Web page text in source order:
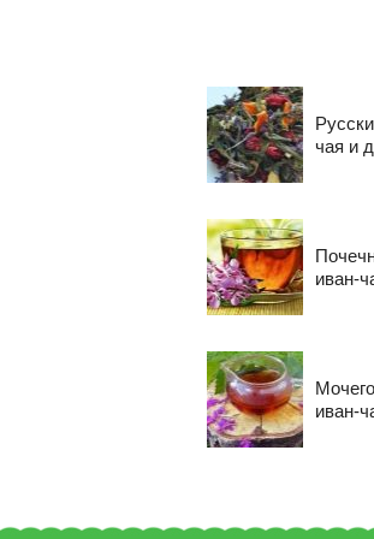
чая и
иван-
иван-